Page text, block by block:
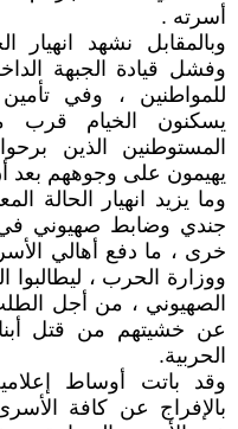
أسرته .
وبالمقابل نشهد انهيار
وفشل قيادة الجبهة
للمواطنين ، وفي
يسكنون الخيام قرب
يهيمون على وجوههم بعد
جندي وضابط صهيوني
خرى ، ما دفع أهالي
ووزارة الحرب ،
الصهيوني ، من أجل الطلب
عن خشيتهم من قتل
الحربية.
وقد باتت أوساط
بالإفراج عن كافة